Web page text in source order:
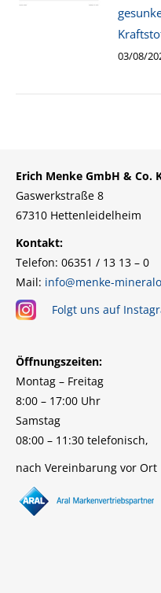
03/08/
Erich Menke GmbH & Co.
Gaswerkstraße 8
67310 Hettenleidelheim
Kontakt:
Telefon: 06351 / 13 13 – 0
Mail: info@menke-
Folgt uns auf
Öffnungszeiten:
Montag – Freitag
8:00 – 17:00 Uhr
Samstag
08:00 – 11:30 telefonisch,
nach Vereinbarung vor Ort